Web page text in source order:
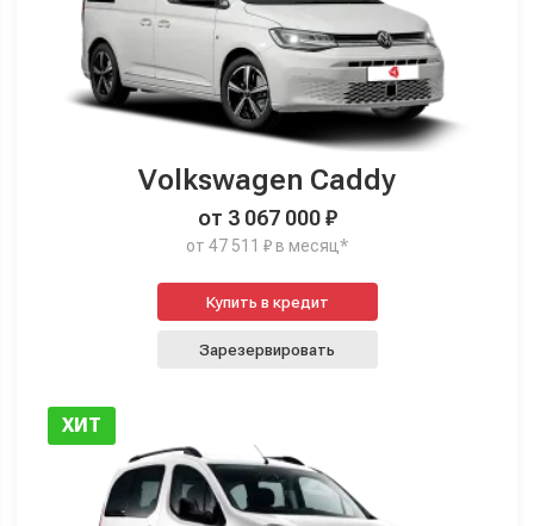
Volkswagen Caddy
от 3 067 000 ₽
от 47 511 ₽ в месяц*
Купить в кредит
Зарезервировать
ХИТ